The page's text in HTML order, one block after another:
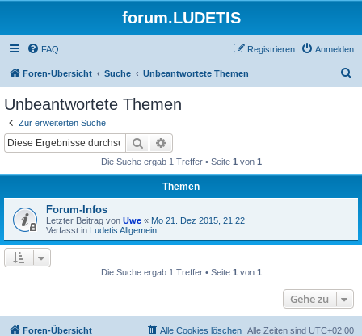
forum.LUDETIS
FAQ Anmelden
Registrieren
Foren-Übersicht Suche Unbeantwortete Themen
Unbeantwortete Themen
Zur erweiterten Suche
Suche
Die Suche ergab 1 Treffer • Seite 1 von 1
Themen
Forum-Infos
Letzter Beitrag von Uwe « Mo 21. Dez 2015, 21:22
Verfasst in Ludetis Allgemein
Die Suche ergab 1 Treffer • Seite 1 von 1
Gehe zu
Foren-Übersicht Alle Zeiten sind UTC+02:00
Alle Cookies löschen